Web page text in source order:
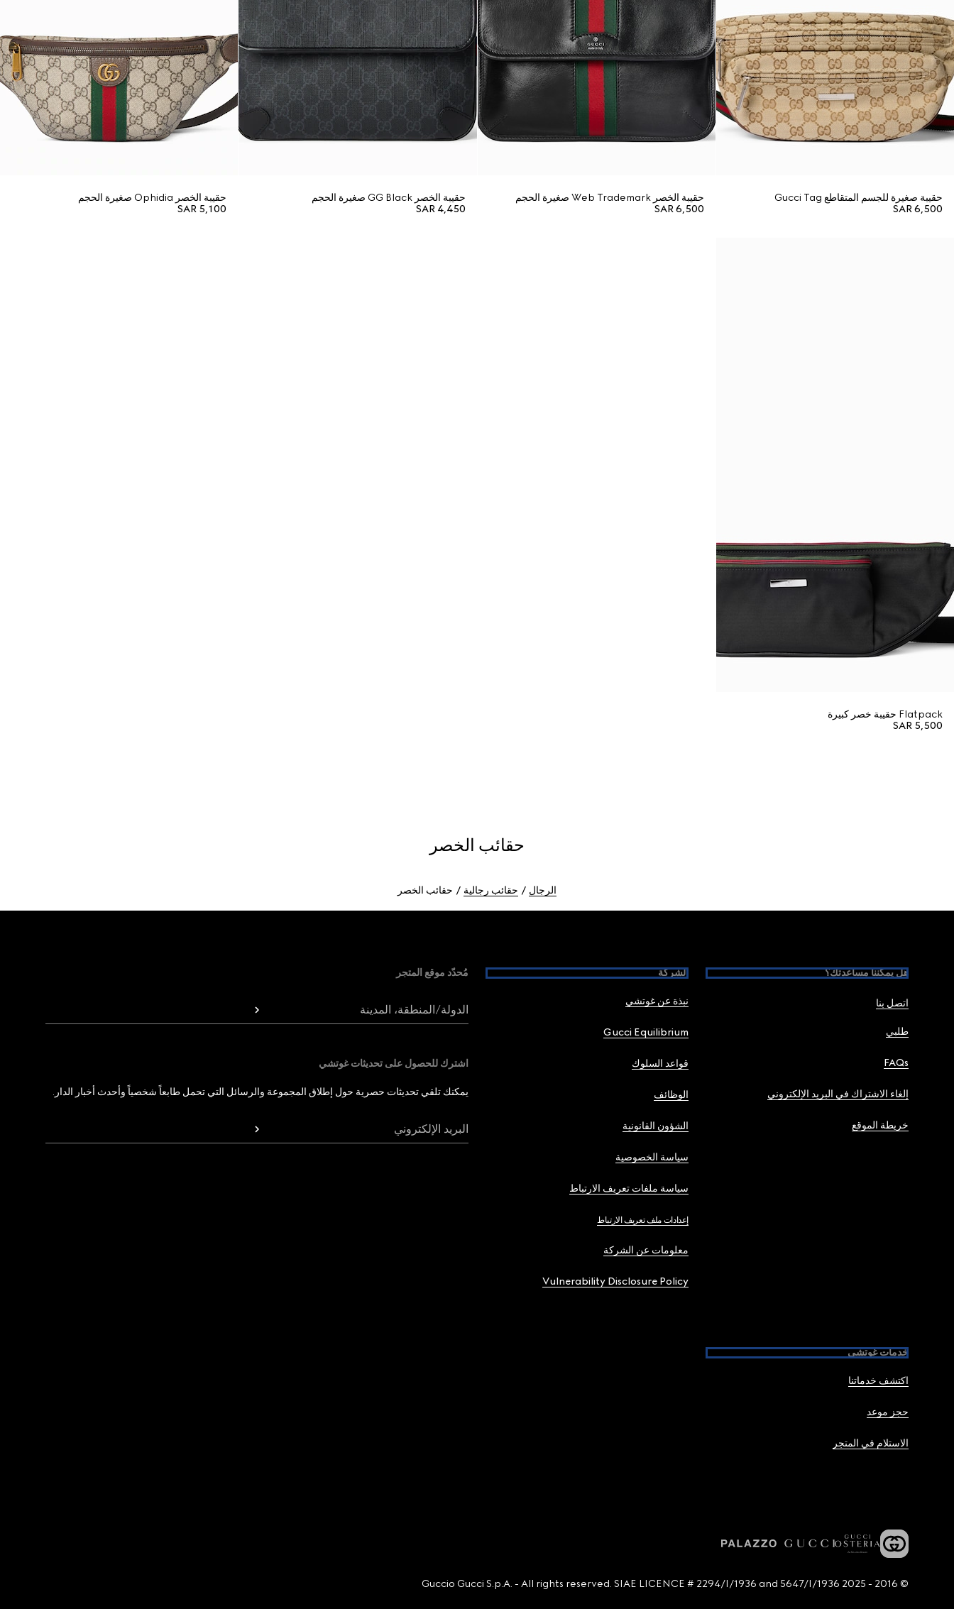
حقيبة صغيرة للجسم المتقاطع Gucci Tag
SAR 6,500
حقيبة الخصر Web Trademark صغيرة الحجم
SAR 6,500
حقيبة الخصر GG Black صغيرة الحجم
SAR 4,450
حقيبة الخصر Ophidia صغيرة الحجم
SAR 5,100
Flatpack حقيبة خصر كبيرة
SAR 5,500
حقائب الخصر
الرجال حقائب رجالية حقائب الخصر
هل يمكننا مساعدتك؟
اتصل بنا
طلبي
FAQs
إلغاء الاشتراك في البريد الإلكتروني
خريطة الموقع
الشركة
نبذة عن غوتشي
Gucci Equilibrium
قواعد السلوك
الوظائف
الشؤون القانونية
سياسة الخصوصية
سياسة ملفات تعريف الارتباط
إعدادات ملف تعريف الارتباط
معلومات عن الشركة
Vulnerability Disclosure Policy
خدمات غوتشي
اكتشف خدماتنا
حجز موعد
الاستلام في المتجر
مُحدّد موقع المتجر
الدولة/المنطقة، المدينة
اشترك للحصول على تحديثات غوتشي
يمكنك تلقي تحديثات حصرية حول إطلاق المجموعة والرسائل التي تحمل طابعاً شخصياً وأحدث أخبار الدار.
البريد الإلكتروني
© 2016 - 2025 Guccio Gucci S.p.A. - All rights reserved. SIAE LICENCE # 2294/I/1936 and 5647/I/1936